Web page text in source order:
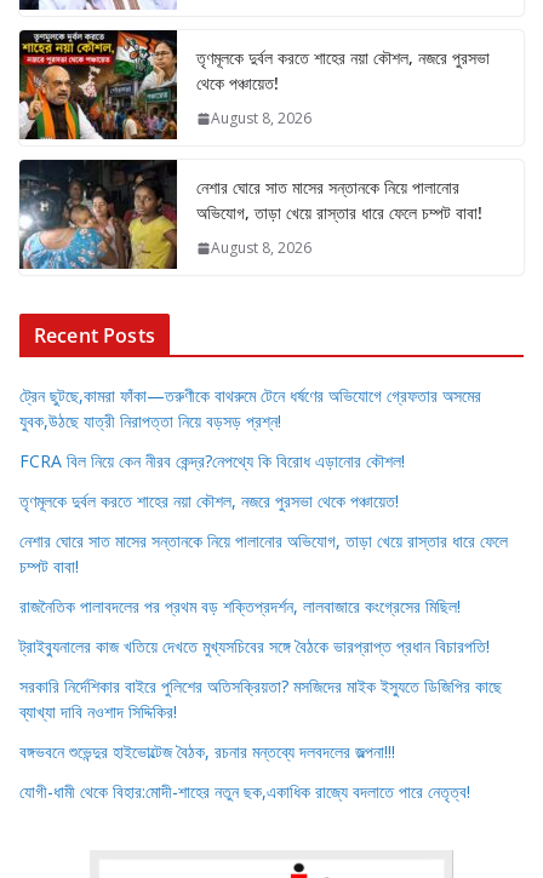
তৃণমূলকে দুর্বল করতে শাহের নয়া কৌশল, নজরে পুরসভা
থেকে পঞ্চায়েত!
August 8, 2026
নেশার ঘোরে সাত মাসের সন্তানকে নিয়ে পালানোর
অভিযোগ, তাড়া খেয়ে রাস্তার ধারে ফেলে চম্পট বাবা!
August 8, 2026
Recent Posts
ট্রেন ছুটছে,কামরা ফাঁকা—তরুণীকে বাথরুমে টেনে ধর্ষণের অভিযোগে গ্রেফতার অসমের
যুবক,উঠছে যাত্রী নিরাপত্তা নিয়ে বড়সড় প্রশ্ন!
FCRA বিল নিয়ে কেন নীরব কেন্দ্র?নেপথ্যে কি বিরোধ এড়ানোর কৌশল!
তৃণমূলকে দুর্বল করতে শাহের নয়া কৌশল, নজরে পুরসভা থেকে পঞ্চায়েত!
নেশার ঘোরে সাত মাসের সন্তানকে নিয়ে পালানোর অভিযোগ, তাড়া খেয়ে রাস্তার ধারে ফেলে
চম্পট বাবা!
রাজনৈতিক পালাবদলের পর প্রথম বড় শক্তিপ্রদর্শন, লালবাজারে কংগ্রেসের মিছিল!
ট্রাইব্যুনালের কাজ খতিয়ে দেখতে মুখ্যসচিবের সঙ্গে বৈঠকে ভারপ্রাপ্ত প্রধান বিচারপতি!
সরকারি নির্দেশিকার বাইরে পুলিশের অতিসক্রিয়তা? মসজিদের মাইক ইস্যুতে ডিজিপির কাছে
ব্যাখ্যা দাবি নওশাদ সিদ্দিকির!
বঙ্গভবনে শুভেন্দুর হাইভোল্টেজ বৈঠক, রচনার মন্তব্যে দলবদলের জল্পনা!!!
যোগী-ধামী থেকে বিহার:মোদী-শাহের নতুন ছক,একাধিক রাজ্যে বদলাতে পারে নেতৃত্ব!